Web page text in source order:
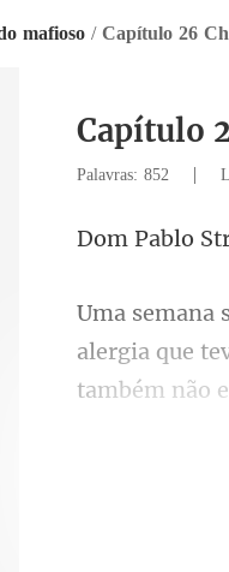
mafioso / Capítulo 26
Capítulo
Palavras: 852 |
blo St
a que
também não